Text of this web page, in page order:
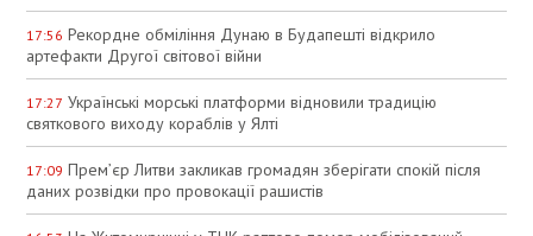
17:56 Рекордне обміління Дунаю в Будапешті відкрило
артефакти Другої світової війни
17:27 Українські морські платформи відновили традицію
святкового виходу кораблів у Ялті
17:09 Прем’єр Литви закликав громадян зберігати спокій після
даних розвідки про провокації рашистів